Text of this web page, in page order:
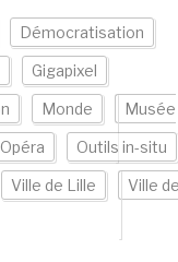
Démocratisation
Gigapixel
Monde Musée
Opéra Outils in-situ
Ville de Lille Ville